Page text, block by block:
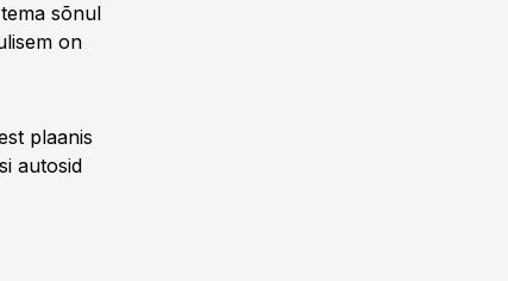
sõnul
on
plaanis
autosid